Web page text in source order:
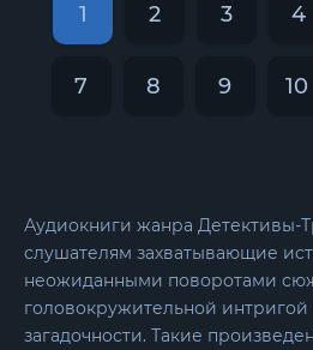
1 2 3 4
7 8 9 10
Аудиокниги жанра Детективы-
слушателям захватывающие
неожиданными поворотами
головокружительной
загадочности. Такие